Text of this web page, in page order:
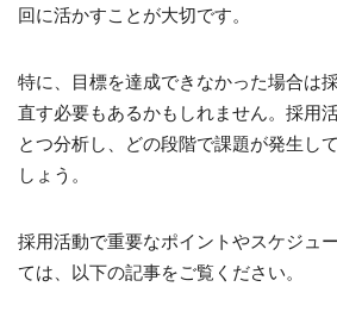
回に活かすことが大切です。
特に、目標を達成できなかった場合は
直す必要もあるかもしれません。採用
とつ分析し、どの段階で課題が発生し
しょう。
採用活動で重要なポイントやスケジュ
ては、以下の記事をご覧ください。